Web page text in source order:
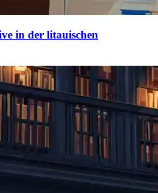
in der litauischen